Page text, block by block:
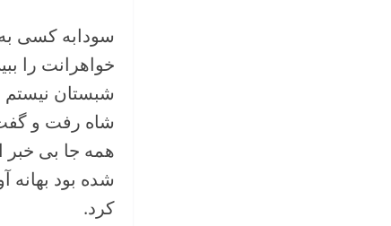
سودابه کسی
خواهرانت را
شبستان نیستم
شاه رفت و
همه جا بی
شده بود
کرد.